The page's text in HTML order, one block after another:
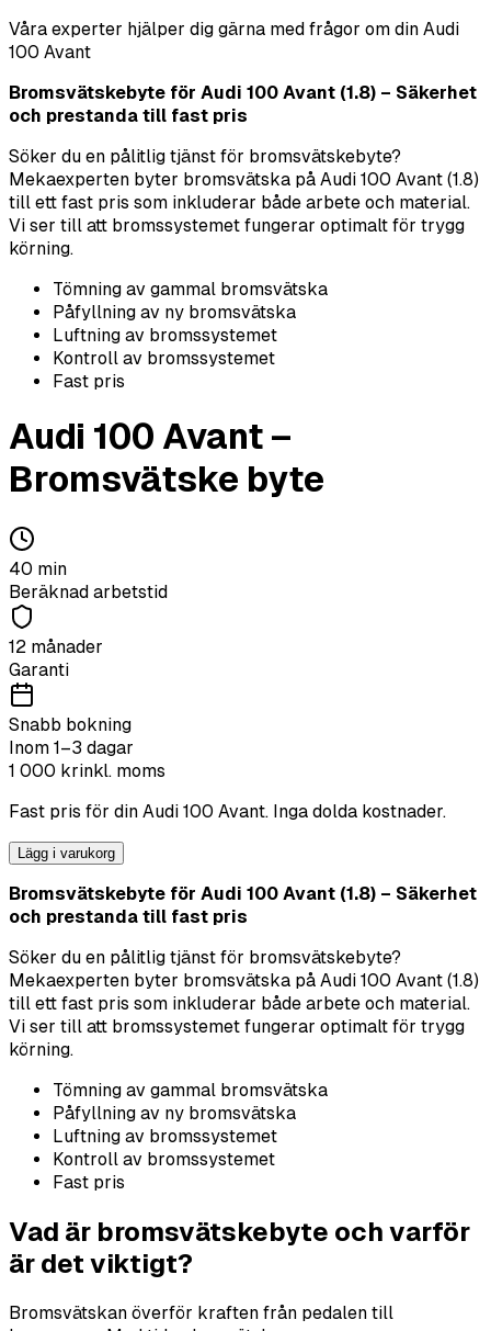
Våra experter hjälper dig gärna med frågor om din Audi
100 Avant
Bromsvätskebyte för Audi 100 Avant (1.8) – Säkerhet
och prestanda till fast pris
Söker du en pålitlig tjänst för bromsvätskebyte?
Mekaexperten byter bromsvätska på Audi 100 Avant (1.8)
till ett fast pris som inkluderar både arbete och material.
Vi ser till att bromssystemet fungerar optimalt för trygg
körning.
Tömning av gammal bromsvätska
Påfyllning av ny bromsvätska
Luftning av bromssystemet
Kontroll av bromssystemet
Fast pris
Audi 100 Avant –
Bromsvätske byte
40 min
Beräknad arbetstid
12 månader
Garanti
Snabb bokning
Inom 1–3 dagar
1 000 krinkl. moms
Fast pris för din Audi 100 Avant. Inga dolda kostnader.
Lägg i varukorg
Bromsvätskebyte för Audi 100 Avant (1.8) – Säkerhet
och prestanda till fast pris
Söker du en pålitlig tjänst för bromsvätskebyte?
Mekaexperten byter bromsvätska på Audi 100 Avant (1.8)
till ett fast pris som inkluderar både arbete och material.
Vi ser till att bromssystemet fungerar optimalt för trygg
körning.
Tömning av gammal bromsvätska
Påfyllning av ny bromsvätska
Luftning av bromssystemet
Kontroll av bromssystemet
Fast pris
Vad är bromsvätskebyte och varför
är det viktigt?
Bromsvätskan överför kraften från pedalen till